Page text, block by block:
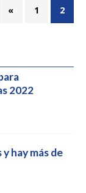
« 1 2
2022
hay más de